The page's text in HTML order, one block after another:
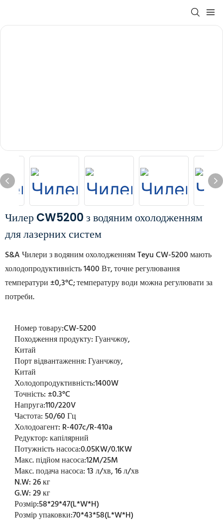
Чилер CW5200 з водяним охолодженням
для лазерних систем
S&A Чилери з водяним охолодженням Teyu CW-5200 мають
холодопродуктивність 1400 Вт,точне регулювання
температури ±0,3°C;температуру води можна регулювати за
потреби.
Номер товару:CW-5200
Походження продукту:Гуанчжоу,
Китай
Порт відвантаження:Гуанчжоу,
Китай
Холодопродуктивність:1400W
Точність:±0.3°C
Напруга:110/220V
Частота:50/60 Гц
Холодоагент: R-407c/R-410a
Редуктор:капілярний
Потужність насоса:0.05KW/0.1KW
Макс. підйом насоса:12M/25M
Макс. подача насоса:13 л/хв, 16 л/хв
N.W:26 кг
G.W:29 кг
Розмір:58*29*47(L*W*H)
Розмір упаковки:70*43*58(L*W*H)